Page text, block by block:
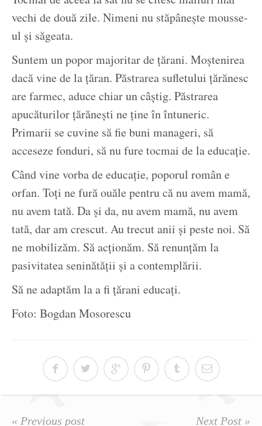
vechi de două zile. Nimeni nu stăpânește mousse-
ul și săgeata.
Suntem un popor majoritar de țărani. Moștenirea
dacă vine de la țăran. Păstrarea sufletului țărănesc
are farmec, aduce chiar un câștig. Păstrarea
apucăturilor țărănești ne ține în întuneric.
Primarii se cuvine să fie buni manageri, să
acceseze fonduri, să nu fure tocmai de la educație.
Când vine vorba de educație, poporul român e
orfan. Toți ne fură ouăle pentru că nu avem mamă,
nu avem tată. Da și da, nu avem mamă, nu avem
tată, dar am crescut. Au trecut anii și peste noi. Să
ne mobilizăm. Să acționăm. Să renunțăm la
pasivitatea seninătății și a contemplării.
Să ne adaptăm la a fi țărani educați.
Foto: Bogdan Mosorescu
« Previous post Next Post »